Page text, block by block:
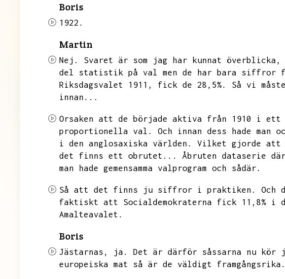
Boris
1922.
Martin
Nej. Svaret är som jag har kunnat överblicka,
del statistik på val men de har bara siffror
Riksdagsvalet 1911,
fick de 28,5%. Så vi
innan...
Orsaken att de började aktiva från 1910 i ett
proportionella val.
Och innan dess hade man
i den anglosaxiska världen.
Vilket gjorde att
det finns ett obrutet...
Åbruten dataserie
man hade gemensamma valprogram och sådär.
Så att det finns ju siffror i praktiken.
Och
faktiskt att Socialdemokraterna fick 11,8% i
Amalteavalet.
Boris
Jästarnas, ja. Det är därför såssarna nu kör
europeiska mat så är de väldigt framgångsrika.